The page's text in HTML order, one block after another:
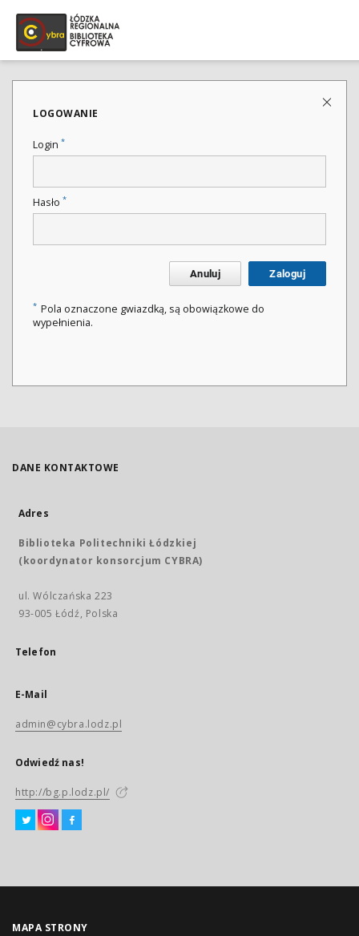
LOGOWANIE
Login *
Hasło *
Anuluj Zaloguj
* Pola oznaczone gwiazdką, są obowiązkowe do
wypełnienia.
DANE KONTAKTOWE
Adres
Biblioteka Politechniki Łódzkiej
(koordynator konsorcjum CYBRA)
ul. Wólczańska 223
93-005 Łódź, Polska
Telefon
E-Mail
admin@cybra.lodz.pl
Odwiedź nas!
http://bg.p.lodz.pl/
MAPA STRONY